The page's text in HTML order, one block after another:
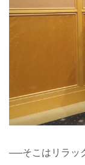
──そこはリラッ